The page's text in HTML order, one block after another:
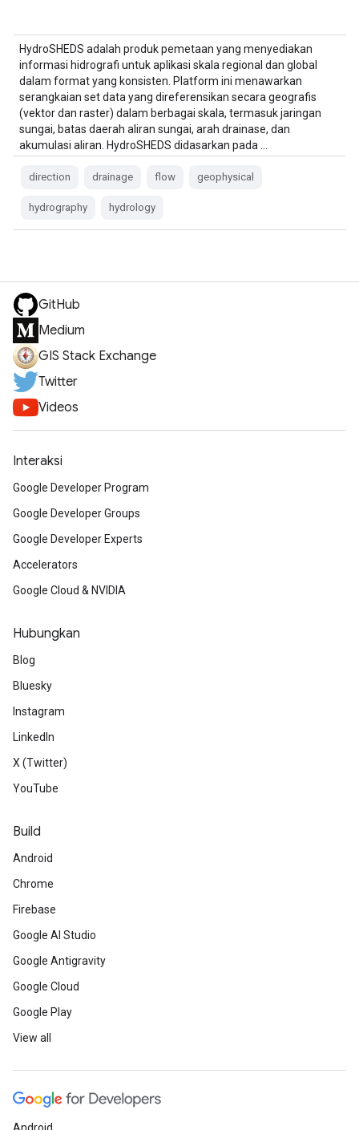
HydroSHEDS adalah produk pemetaan yang menyediakan
informasi hidrografi untuk aplikasi skala regional dan global
dalam format yang konsisten. Platform ini menawarkan
serangkaian set data yang direferensikan secara geografis
(vektor dan raster) dalam berbagai skala, termasuk jaringan
sungai, batas daerah aliran sungai, arah drainase, dan
akumulasi aliran. HydroSHEDS didasarkan pada …
direction drainage flow geophysical
hydrography hydrology
GitHub
Medium
GIS Stack Exchange
Twitter
Videos
Interaksi
Google Developer Program
Google Developer Groups
Google Developer Experts
Accelerators
Google Cloud & NVIDIA
Hubungkan
Blog
Bluesky
Instagram
LinkedIn
X (Twitter)
YouTube
Build
Android
Chrome
Firebase
Google AI Studio
Google Antigravity
Google Cloud
Google Play
View all